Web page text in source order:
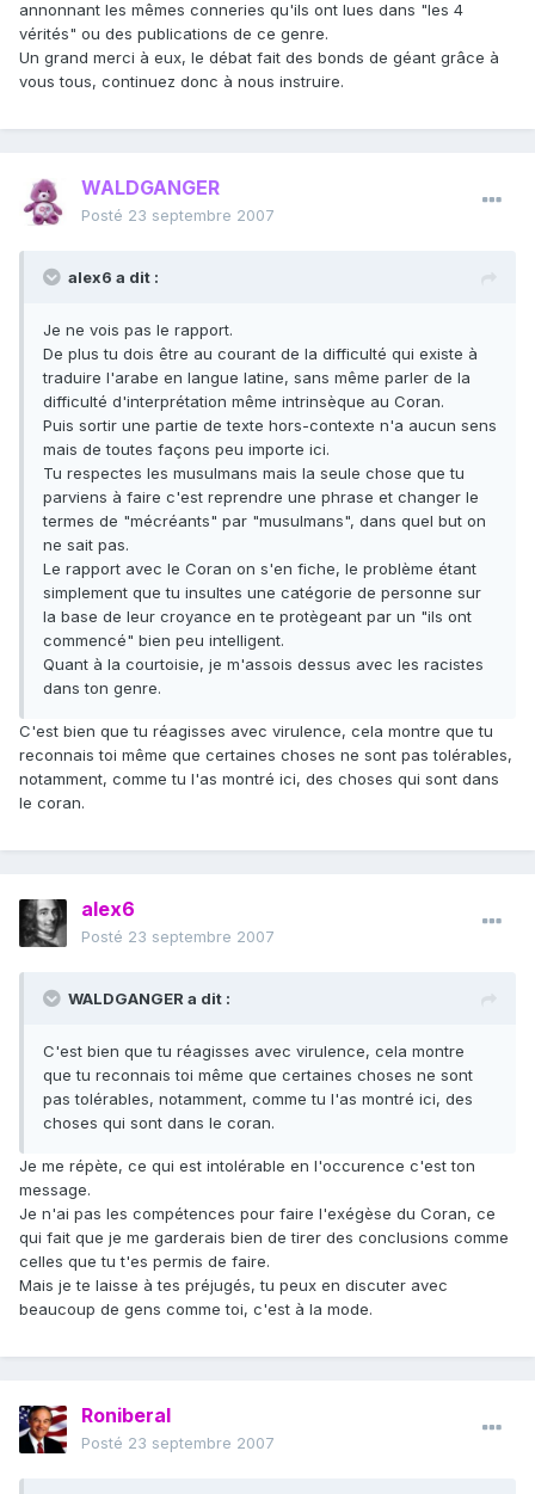
annonnant les mêmes conneries qu'ils ont lues dans "les 4
vérités" ou des publications de ce genre.
Un grand merci à eux, le débat fait des bonds de géant grâce à
vous tous, continuez donc à nous instruire.
WALDGANGER
Posté 23 septembre 2007
alex6 a dit :
Je ne vois pas le rapport.
De plus tu dois être au courant de la difficulté qui existe à
traduire l'arabe en langue latine, sans même parler de la
difficulté d'interprétation même intrinsèque au Coran.
Puis sortir une partie de texte hors-contexte n'a aucun sens
mais de toutes façons peu importe ici.
Tu respectes les musulmans mais la seule chose que tu
parviens à faire c'est reprendre une phrase et changer le
termes de "mécréants" par "musulmans", dans quel but on
ne sait pas.
Le rapport avec le Coran on s'en fiche, le problème étant
simplement que tu insultes une catégorie de personne sur
la base de leur croyance en te protègeant par un "ils ont
commencé" bien peu intelligent.
Quant à la courtoisie, je m'assois dessus avec les racistes
dans ton genre.
C'est bien que tu réagisses avec virulence, cela montre que tu
reconnais toi même que certaines choses ne sont pas tolérables,
notamment, comme tu l'as montré ici, des choses qui sont dans
le coran.
alex6
Posté 23 septembre 2007
WALDGANGER a dit :
C'est bien que tu réagisses avec virulence, cela montre
que tu reconnais toi même que certaines choses ne sont
pas tolérables, notamment, comme tu l'as montré ici, des
choses qui sont dans le coran.
Je me répète, ce qui est intolérable en l'occurence c'est ton
message.
Je n'ai pas les compétences pour faire l'exégèse du Coran, ce
qui fait que je me garderais bien de tirer des conclusions comme
celles que tu t'es permis de faire.
Mais je te laisse à tes préjugés, tu peux en discuter avec
beaucoup de gens comme toi, c'est à la mode.
Roniberal
Posté 23 septembre 2007